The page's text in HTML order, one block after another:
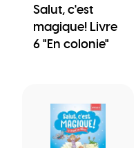
Salut, c'est
magique! Livre
6 "En colonie"